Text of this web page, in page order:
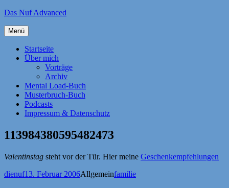
Zum
springen
Das Nuf Advanced
Menü
Startseite
Über mich
Vorträge
Archiv
Mental Load-Buch
Musterbruch-Buch
Podcasts
Impressum & Datenschutz
113984380595482473
Valentinstag steht vor der Tür. Hier meine Geschenkempfehlungen
Autor
dienufVeröffentlicht
13. Februar 2006Kategorien
AllgemeinSchlagwörter
familie